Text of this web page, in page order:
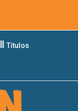
Títulos